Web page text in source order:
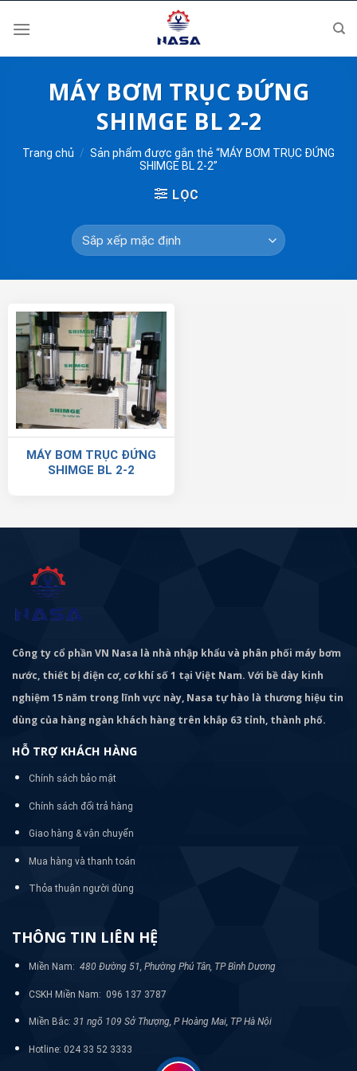
MÁY BƠM TRỤC ĐỨNG
SHIMGE BL 2-2
Trang chủ / Sản phẩm được gắn thẻ “MÁY BƠM TRỤC ĐỨNG
SHIMGE BL 2-2”
LỌC
MÁY BƠM TRỤC ĐỨNG
SHIMGE BL 2-2
Công ty cổ phần VN Nasa là nhà nhập khẩu và phân phối máy bơm
nước, thiết bị điện cơ, cơ khí số 1 tại Việt Nam. Với bề dày kinh
nghiệm 15 năm trong lĩnh vực này, Nasa tự hào là thương hiệu tin
dùng của hàng ngàn khách hàng trên khắp 63 tỉnh, thành phố.
HỖ TRỢ KHÁCH HÀNG
Chính sách bảo mật
Chính sách đổi trả hàng
Giao hàng & vận chuyển
Mua hàng và thanh toán
Thỏa thuận người dùng
THÔNG TIN LIÊN HỆ
Miền Nam: 480 Đường 51, Phường Phú Tân, TP Bình Dương
CSKH Miền Nam: 096 137 3787
Miền Bắc: 31 ngõ 109 Sở Thượng, P Hoàng Mai, TP Hà Nội
Hotline: 024 33 52 3333